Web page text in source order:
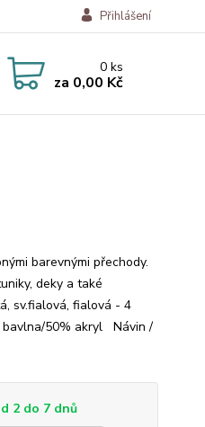
Přihlášení
0ks
za 0,00 Kč
barevnými přechody.
deky a také
sv.fialová, fialová - 4
bavlna/50% akryl Návin /
2 do 7 dnů